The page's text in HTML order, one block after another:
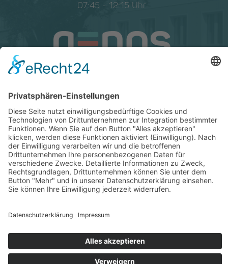
07:45 - 12:15 Uhr
Cookie-Einstellungen
© Copyright 2026 GENOS Die Wohnungsgenossenschaft Görlitz eG
Anfahrt
Datenschutz